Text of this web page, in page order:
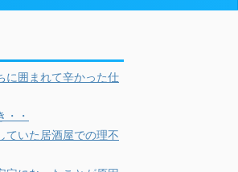
に囲まれて辛かった仕
・・
ていた居酒屋での理不